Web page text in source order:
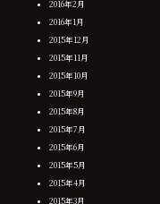
2016年2月
2016年1月
2015年12月
2015年11月
2015年10月
2015年9月
2015年8月
2015年7月
2015年6月
2015年5月
2015年4月
2015年3月